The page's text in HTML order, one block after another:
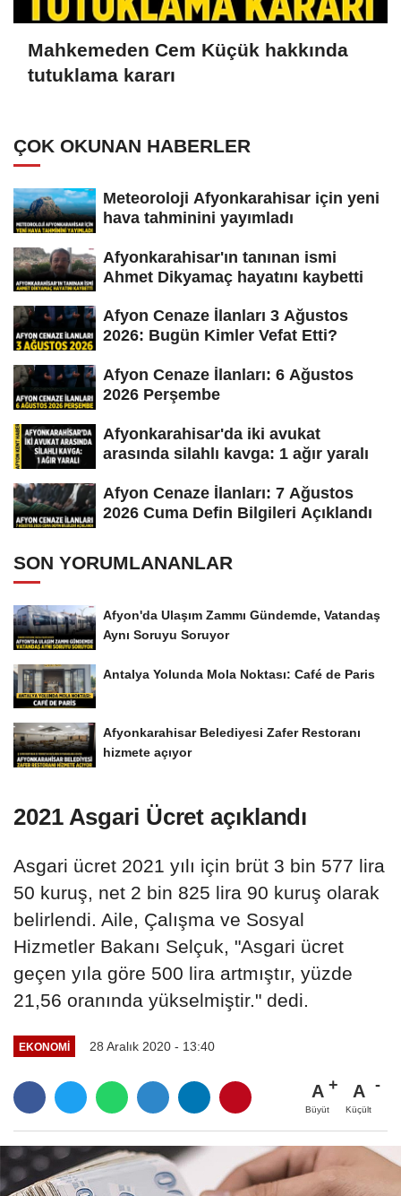
Mahkemeden Cem Küçük hakkında
tutuklama kararı
ÇOK OKUNAN HABERLER
Meteoroloji Afyonkarahisar için yeni
hava tahminini yayımladı
Afyonkarahisar'ın tanınan ismi
Ahmet Dikyamaç hayatını kaybetti
Afyon Cenaze İlanları 3 Ağustos
2026: Bugün Kimler Vefat Etti?
Afyon Cenaze İlanları: 6 Ağustos
2026 Perşembe
Afyonkarahisar'da iki avukat
arasında silahlı kavga: 1 ağır yaralı
Afyon Cenaze İlanları: 7 Ağustos
2026 Cuma Defin Bilgileri Açıklandı
SON YORUMLANANLAR
Afyon'da Ulaşım Zammı Gündemde, Vatandaş
Aynı Soruyu Soruyor
Antalya Yolunda Mola Noktası: Café de Paris
Afyonkarahisar Belediyesi Zafer Restoranı
hizmete açıyor
2021 Asgari Ücret açıklandı
Asgari ücret 2021 yılı için brüt 3 bin 577 lira
50 kuruş, net 2 bin 825 lira 90 kuruş olarak
belirlendi. Aile, Çalışma ve Sosyal
Hizmetler Bakanı Selçuk, "Asgari ücret
geçen yıla göre 500 lira artmıştır, yüzde
21,56 oranında yükselmiştir." dedi.
EKONOMI 28 Aralık 2020 - 13:40
A
Büyüt
A
Küçült